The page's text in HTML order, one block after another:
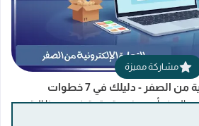
مشاركة مميزة
من الصفر - دليلك في 7 خطوات
من الصفر أصبح ضرورة حتمية في عصرنا الرقمي،
للأفراد والشركات على حد سواء، فلم تعد